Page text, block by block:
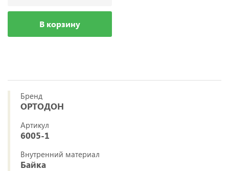
В корзину
Бренд
ОРТОДОН
Артикул
6005-1
Внутренний материал
Байка